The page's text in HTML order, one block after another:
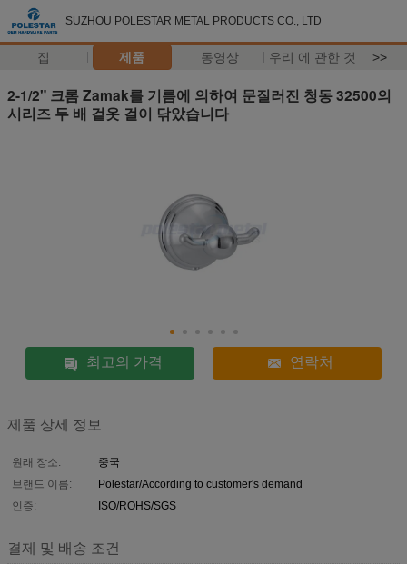
SUZHOU POLESTAR METAL PRODUCTS CO., LTD
집 제품 동영상 우리 에 관한 것 >>
2-1/2" 크롬 Zamak를 기름에 의하여 문질러진 청동 32500의
시리즈 두 배 겉옷 걸이 닦았습니다
최고의 가격 연락처
제품 상세 정보
원래 장소:
중국
브랜드 이름:
Polestar/According to customer's demand
인증:
ISO/ROHS/SGS
결제 및 배송 조건